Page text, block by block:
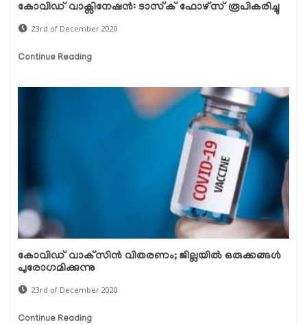
കോവിഡ് വാക്സിനേഷന്‍: ടാസ്‌ക് ഫോഴ്‌സ് രൂപികരിച്ചു
23rd of December 2020
Continue Reading
കോവിഡ് വാക്‌സിന്‍ വിതരണം; ജില്ലയില്‍ ഒരുക്കങ്ങള്‍
പുരോഗമിക്കുന്നു
23rd of December 2020
Continue Reading